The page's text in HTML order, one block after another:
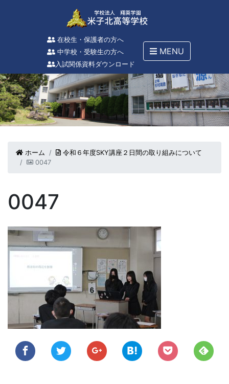
在校生・保護者の方へ
中学校・受験生の方へ
入試関係資料ダウンロード
MENU
ホーム
令和６年度SKY講座２日間の取り組みについて
0047
0047